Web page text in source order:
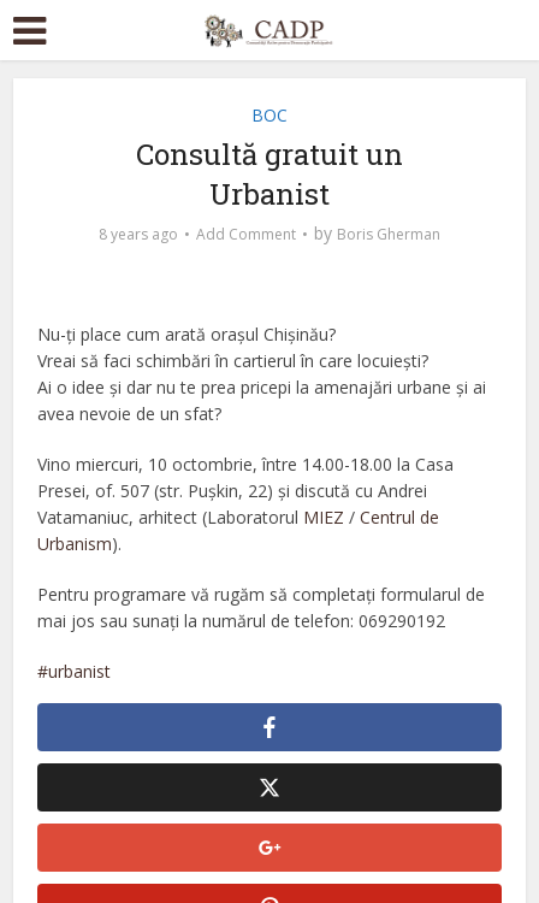
BOC
Consultă gratuit un
Urbanist
8 years ago Add Comment by Boris Gherman
Nu-ți place cum arată orașul Chișinău?
Vreai să faci schimbări în cartierul în care locuiești?
Ai o idee și dar nu te prea pricepi la amenajări urbane și ai
avea nevoie de un sfat?
Vino miercuri, 10 octombrie, între 14.00-18.00 la Casa
Presei, of. 507 (str. Pușkin, 22) și discută cu Andrei
Vatamaniuc, arhitect (Laboratorul MIEZ /Centrul de
Urbanism).
Pentru programare vă rugăm să completați formularul de
mai jos sau sunați la numărul de telefon: 069290192
urbanist